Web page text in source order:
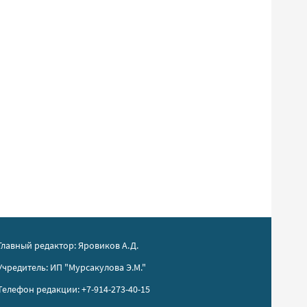
редактор: Яровиков А.Д.
ИП "Мурсакулова Э.М."
редакции: +7-914-273-40-15